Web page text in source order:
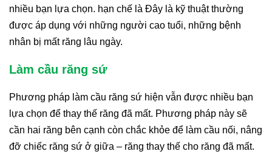
nhiều bạn lựa chọn. hạn chế là Đây là kỹ thuật thường
được áp dụng với những người cao tuổi, những bệnh
nhân bị mất răng lâu ngày.
Làm cầu răng sứ
Phương pháp làm cầu răng sứ hiện vẫn được nhiều bạn
lựa chọn để thay thế răng đã mất. Phương pháp này sẽ
cần hai răng bên cạnh còn chắc khỏe để làm cầu nối, nâng
đỡ chiếc răng sứ ở giữa – răng thay thế cho răng đã mất.